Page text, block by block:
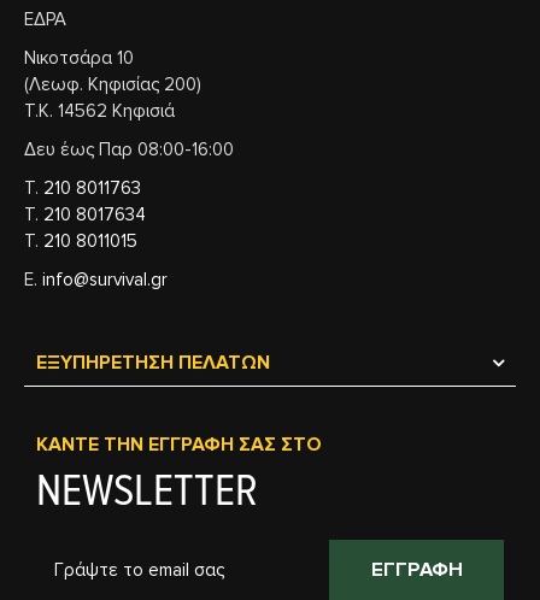
ΕΔΡΑ
Νικοτσάρα 10
(Λεωφ. Κηφισίας 200)
Τ.Κ. 14562 Κηφισιά
Δευ έως Παρ 08:00-16:00
Τ. 210 8011763
Τ. 210 8017634
Τ. 210 8011015
Ε. info@survival.gr
ΕΞΥΠΗΡΈΤΗΣΗ ΠΕΛΑΤΏΝ
ΚΆΝΤΕ ΤΗΝ ΕΓΓΡΑΦΉ ΣΑΣ ΣΤΟ
NEWSLETTER
ΕΓΓΡΑΦΉ